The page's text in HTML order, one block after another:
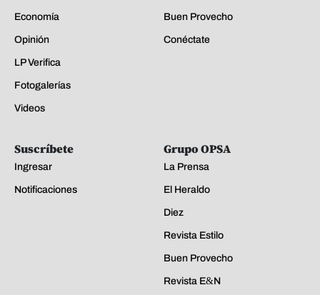
Economía
Opinión
LP Verifica
Fotogalerías
Videos
Buen Provecho
Conéctate
Suscríbete
Ingresar
Notificaciones
Grupo OPSA
La Prensa
El Heraldo
Diez
Revista Estilo
Buen Provecho
Revista E&N